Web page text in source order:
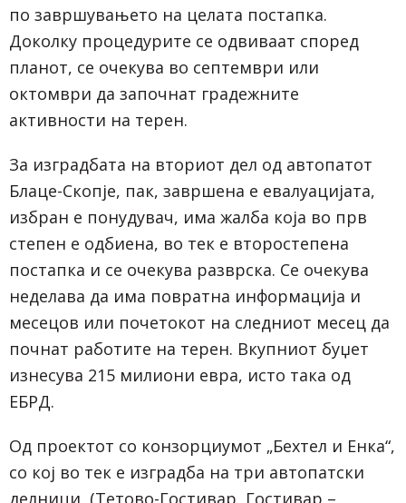
по завршувањето на целата постапка.
Доколку процедурите се одвиваат според
планот, се очекува во септември или
октомври да започнат градежните
активности на терен.
За изградбата на вториот дел од автопатот
Блаце-Скопје, пак, завршена е евалуацијата,
избран е понудувач, има жалба која во прв
степен е одбиена, во тек е второстепена
постапка и се очекува разврска. Се очекува
неделава да има повратна информација и
месецов или почетокот на следниот месец да
почнат работите на терен. Вкупниот буџет
изнесува 215 милиони евра, исто така од
ЕБРД.
Од проектот со конзорциумот „Бехтел и Енка“,
со кој во тек е изградба на три автопатски
делници, (Тетово-Гостивар, Гостивар –